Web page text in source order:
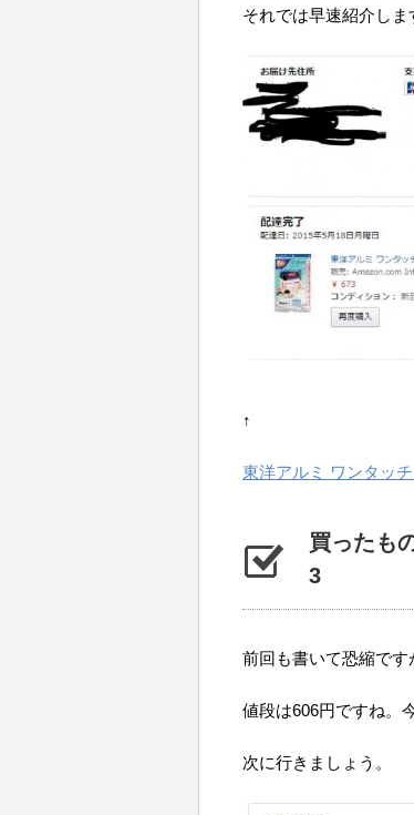
それでは早速紹介しま
↑
東洋アルミ ワンタッ
買ったも
3
前回も書いて恐縮です
値段は606円ですね。
次に行きましょう。